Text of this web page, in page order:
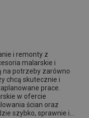
i remonty z
malarskie i
na potrzeby zarówno
chcą skutecznie i
prace.
w ofercie
ścian oraz
szybko, sprawnie i...